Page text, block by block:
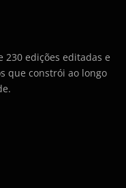
230 edições editadas e
que constrói ao longo